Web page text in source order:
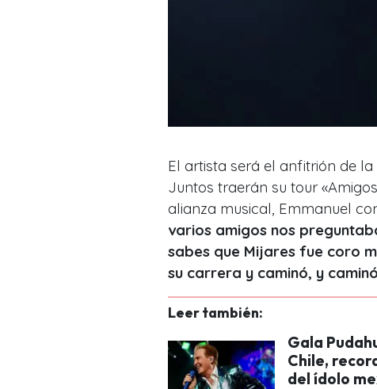
El artista será el anfitrión de
Juntos traerán su tour
alianza musical, Emmanuel
varios amigos nos
sabes que Mijares fue coro
su carrera y caminó, y
Leer también:
Gala
Chile,
del ídolo